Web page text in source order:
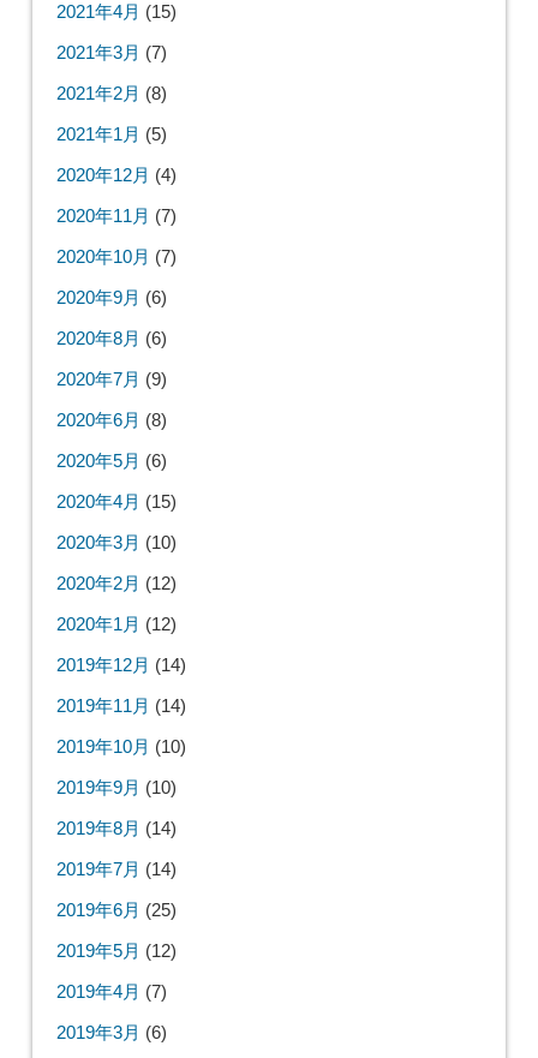
2021年4月 (15)
2021年3月 (7)
2021年2月 (8)
2021年1月 (5)
2020年12月 (4)
2020年11月 (7)
2020年10月 (7)
2020年9月 (6)
2020年8月 (6)
2020年7月 (9)
2020年6月 (8)
2020年5月 (6)
2020年4月 (15)
2020年3月 (10)
2020年2月 (12)
2020年1月 (12)
2019年12月 (14)
2019年11月 (14)
2019年10月 (10)
2019年9月 (10)
2019年8月 (14)
2019年7月 (14)
2019年6月 (25)
2019年5月 (12)
2019年4月 (7)
2019年3月 (6)